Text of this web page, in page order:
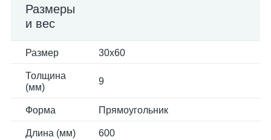
Размеры
и вес
Размер 30x60
Толщина
(мм)
9
Форма Прямоугольник
Длина (мм) 600